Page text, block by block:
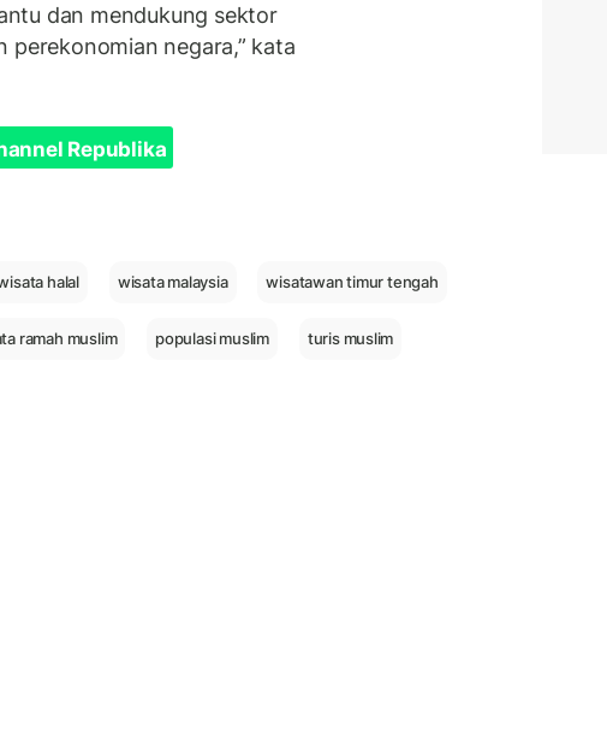
dan mendukung sektor
perekonomian negara,” kata
Republika
halal wisata malaysia wisatawan timur tengah
ramah muslim populasi muslim turis muslim